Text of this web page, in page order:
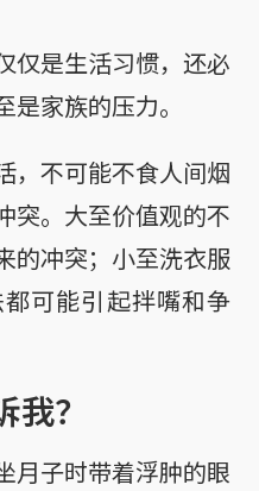
仅是生活习惯，还必
家族的压力。
，不可能不食人间烟
突。大至价值观的不
的冲突；小至洗衣服
可能引起拌嘴和争
？
月子时带着浮肿的眼